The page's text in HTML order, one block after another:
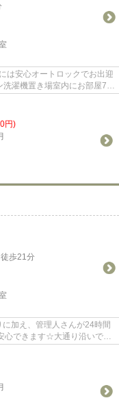
は安心オートロックでお出迎
濯機置き場室内にお部屋7帖
円)
徒歩21分
加え、管理人さんが24時間
心できます☆大通り沿いです